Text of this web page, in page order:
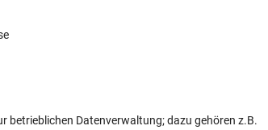
betrieblichen Datenverwaltung; dazu gehören z.B.